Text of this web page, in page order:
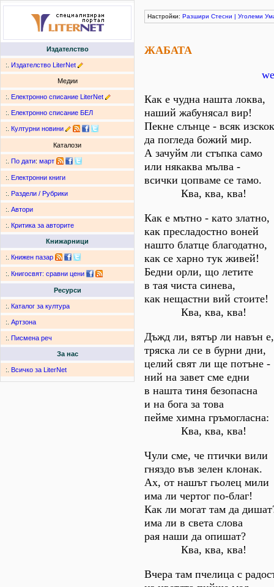
Издателство
:. Издателство LiterNet
Медии
:. Електронно списание LiterNet
:. Електронно списание БЕЛ
:. Културни новини
Каталози
:. По дати: март
:. Електронни книги
:. Раздели / Рубрики
:. Автори
:. Критика за авторите
Книжарници
:. Книжен пазар
:. Книгосвят: сравни цени
Ресурси
:. Каталог за култура
:. Артзона
:. Писмена реч
За нас
:. Всичко за LiterNet
Настройки: Разшири Стесни | Уголеми
ЖАБАТА
Как е чудна нашта локва,
наший жабунясал вир!
Пекне слънце - всяк
да погледа божий мир.
А зачуйм ли стъпка само
или някаква мълва -
всички цопваме се тамо.
Ква, ква, ква!
Как е мътно - като златно,
как пресладостно воней
нашто блатце благодатно,
как се харно тук живей!
Бедни орли, що летите
в тая чиста синева,
как нещастни вий стоите!
Ква, ква, ква!
Дъжд ли, вятър ли навън е,
тряска ли се в бурни дни,
целий свят ли ще потъне -
ний на завет сме едни
в нашта тиня безопасна
и на бога за това
пейме химна гръмогласна:
Ква, ква, ква!
Чули сме, че птички вили
гняздо във зелен клонак.
Ах, от нашът гьолец мили
има ли чертог по-благ!
Как ли могат там да
има ли в света слова
рая наши да опишат?
Ква, ква, ква!
Вчера там пчелица с